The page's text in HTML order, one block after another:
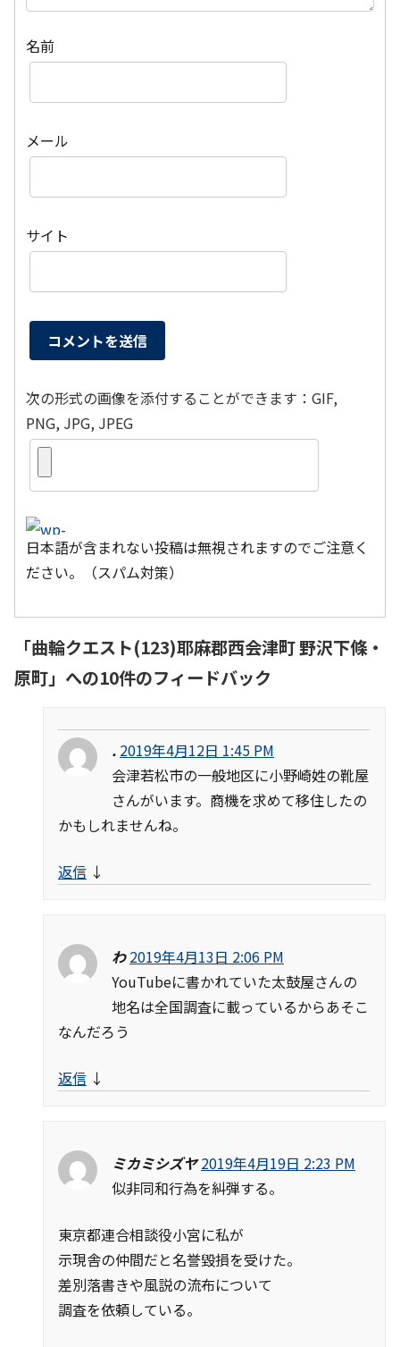
名前
メール
サイト
次の形式の画像を添付することができます：GIF,
PNG, JPG, JPEG
日本語が含まれない投稿は無視されますのでご注意く
ださい。（スパム対策）
「曲輪クエスト(123)耶麻郡西会津町 野沢下條・
原町」への10件のフィードバック
. 2019年4月12日 1:45 PM
会津若松市の一般地区に小野崎姓の靴屋
さんがいます。商機を求めて移住したの
かもしれませんね。
返信 ↓
わ 2019年4月13日 2:06 PM
YouTubeに書かれていた太鼓屋さんの
地名は全国調査に載っているからあそこ
なんだろう
返信 ↓
ミカミシズヤ 2019年4月19日 2:23 PM
似非同和行為を糾弾する。
東京都連合相談役小宮に私が
示現舎の仲間だと名誉毀損を受けた。
差別落書きや風説の流布について
調査を依頼している。